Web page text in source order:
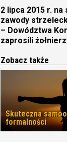
2 lipca 2015 r.
zawody
– Dowództwa
zaprosili
Zobacz także
Skuteczna
formalności